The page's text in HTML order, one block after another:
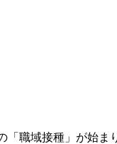
職域接種」が始